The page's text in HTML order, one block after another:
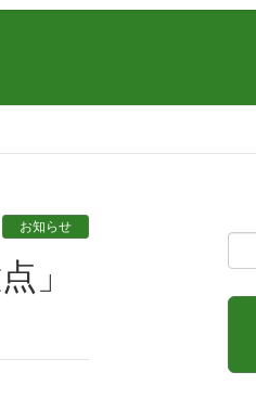
お知らせ